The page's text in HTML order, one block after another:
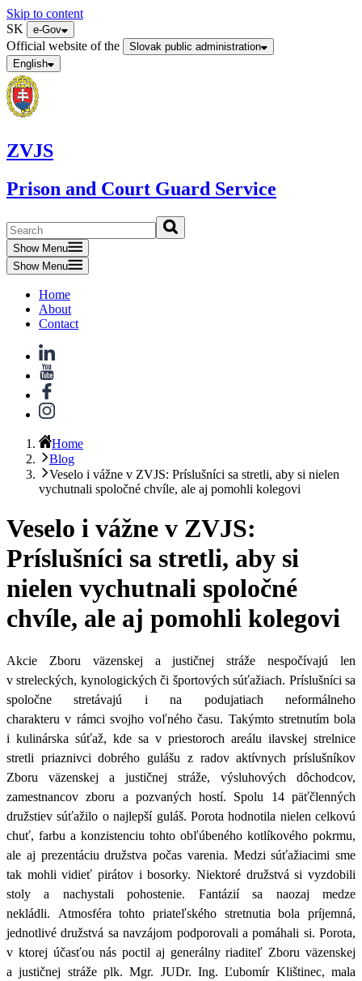
Skip to content
SK
e-Gov
Official website of the
Slovak public administration
English
ZVJS
Prison and Court Guard Service
Show Menu
Show Menu
Home
About
Contact
Home
Blog
Veselo i vážne v ZVJS: Príslušníci sa stretli, aby si nielen
vychutnali spoločné chvíle, ale aj pomohli kolegovi
Veselo i vážne v ZVJS:
Príslušníci sa stretli, aby si
nielen vychutnali spoločné
chvíle, ale aj pomohli kolegovi
Akcie Zboru väzenskej a justičnej stráže nespočívajú len
v streleckých, kynologických či športových súťažiach. Príslušníci sa
spoločne stretávajú i na podujatiach neformálneho
charakteru v rámci svojho voľného času. Takýmto stretnutím bola
i kulinárska súťaž, kde sa v priestoroch areálu ilavskej strelnice
stretli priaznivci dobrého gulášu z radov aktívnych príslušníkov
Zboru väzenskej a justičnej stráže, výsluhových dôchodcov,
zamestnancov zboru a pozvaných hostí. Spolu 14 päťčlenných
družstiev súťažilo o najlepší guláš. Porota hodnotila nielen celkovú
chuť, farbu a konzistenciu tohto obľúbeného kotlíkového pokrmu,
ale aj prezentáciu družstva počas varenia. Medzi súťažiacimi sme
tak mohli vidieť pirátov i bosorky. Niektoré družstvá si vyzdobili
stoly a nachystali pohostenie. Fantázií sa naozaj medze
nekládli. Atmosféra tohto priateľského stretnutia bola príjemná,
jednotlivé družstvá sa navzájom podporovali a pomáhali si. Porota,
v ktorej účasťou nás poctil aj generálny riaditeľ Zboru väzenskej
a justičnej stráže plk. Mgr. JUDr. Ing. Ľubomír Klištinec, mala